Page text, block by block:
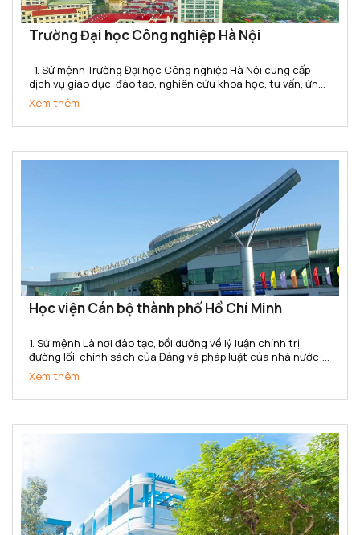
Trường Đại học Công nghiệp Hà Nội
dịch vụ giáo dục, đào tạo, nghiên cứu khoa học, tư vấn, ứng
dụng và chuyển giao công nghệ đáp ứng yêu cầu công
nghiệp hóa - hiện đại hóa đất nước và hội nhập quốc...
Xem thêm
Học viện Cán bộ thành phố Hồ Chí Minh
1. Sứ mệnh Là nơi đào tạo, bồi dưỡng về lý luận chính trị,
đường lối, chính sách của Đảng và pháp luật của nhà nước;
kiến thức và kỹ năng quản lý nhà nước cho đội ngũ cán bộ,
công chức, viên chức của Thành phố Hồ Chí Minh...
Xem thêm